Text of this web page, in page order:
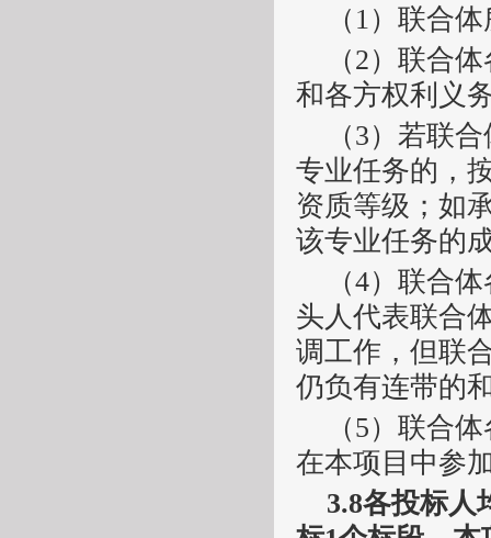
（ 1）联合
（2）联合
和各方权利义
（3）若联
专业任务的，
资质等级；如
该专业任务的
（4）联合
头人代表联合
调工作，但联
仍负有连带的
（5）联合
在本项目中参
3.8各投标人